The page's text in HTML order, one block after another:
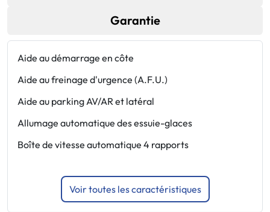
Garantie
Aide au démarrage en côte
Aide au freinage d'urgence (A.F.U.)
Aide au parking AV/AR et latéral
Allumage automatique des essuie-glaces
Boîte de vitesse automatique 4 rapports
Voir toutes les caractéristiques